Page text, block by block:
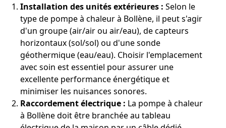
Installation des unités extérieures : Selon le
type de pompe à chaleur à Bollène, il peut s'agir
d'un groupe (air/air ou air/eau), de capteurs
horizontaux (sol/sol) ou d'une sonde
géothermique (eau/eau). Choisir l'emplacement
avec soin est essentiel pour assurer une
excellente performance énergétique et
minimiser les nuisances sonores.
Raccordement électrique : La pompe à chaleur
à Bollène doit être branchée au tableau